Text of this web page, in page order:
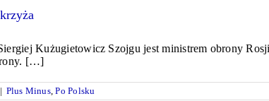
Kużugietowicz Szojgu jest ministrem obrony
[…]
| Plus Minus,Po Polsku